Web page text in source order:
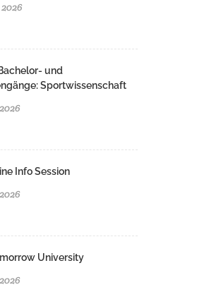
und
Sportwissenschaft
Info Session
University